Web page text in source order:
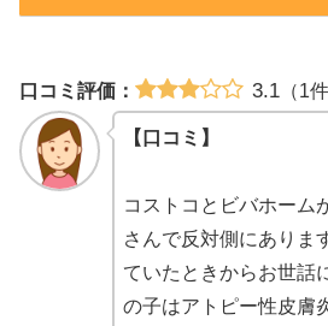
口コミ評価： 3.1（1件
【口コミ】
コストコとビバホーム
さんで反対側にありま
ていたときからお世話
の子はアトピー性皮膚